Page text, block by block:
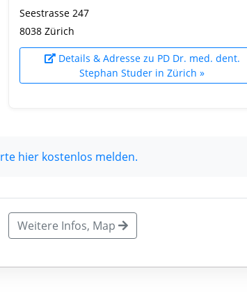
Seestrasse 247
8038 Zürich
Details & Adresse zu PD Dr. med. dent.
Stephan Studer in Zürich »
hier kostenlos melden.
Weitere Infos, Map